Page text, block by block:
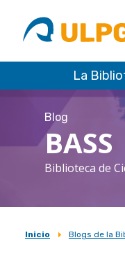
ULPGC
La
Blog
BASS
Biblioteca de
Inicio Blogs de la